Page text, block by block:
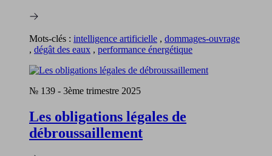
Mots-clés : intelligence artificielle , dommages-ouvrage
, dégât des eaux , performance énergétique
№ 139 - 3ème trimestre 2025
Les obligations légales de
débroussaillement